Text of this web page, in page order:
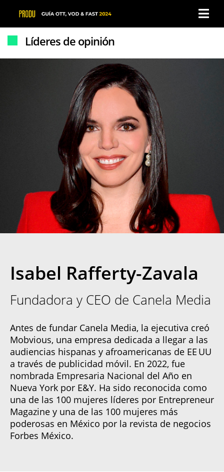
Líderes de opinión ×
×
Isabel Rafferty-Zavala
Fundadora y CEO de Canela Media
Antes de fundar Canela Media, la ejecutiva creó
Mobvious, una empresa dedicada a llegar a las
audiencias hispanas y afroamericanas de EE UU
a través de publicidad móvil. En 2022, fue
nombrada Empresaria Nacional del Año en
Nueva York por E&Y. Ha sido reconocida como
una de las 100 mujeres líderes por Entrepreneur
Magazine y una de las 100 mujeres más
poderosas en México por la revista de negocios
Forbes México.